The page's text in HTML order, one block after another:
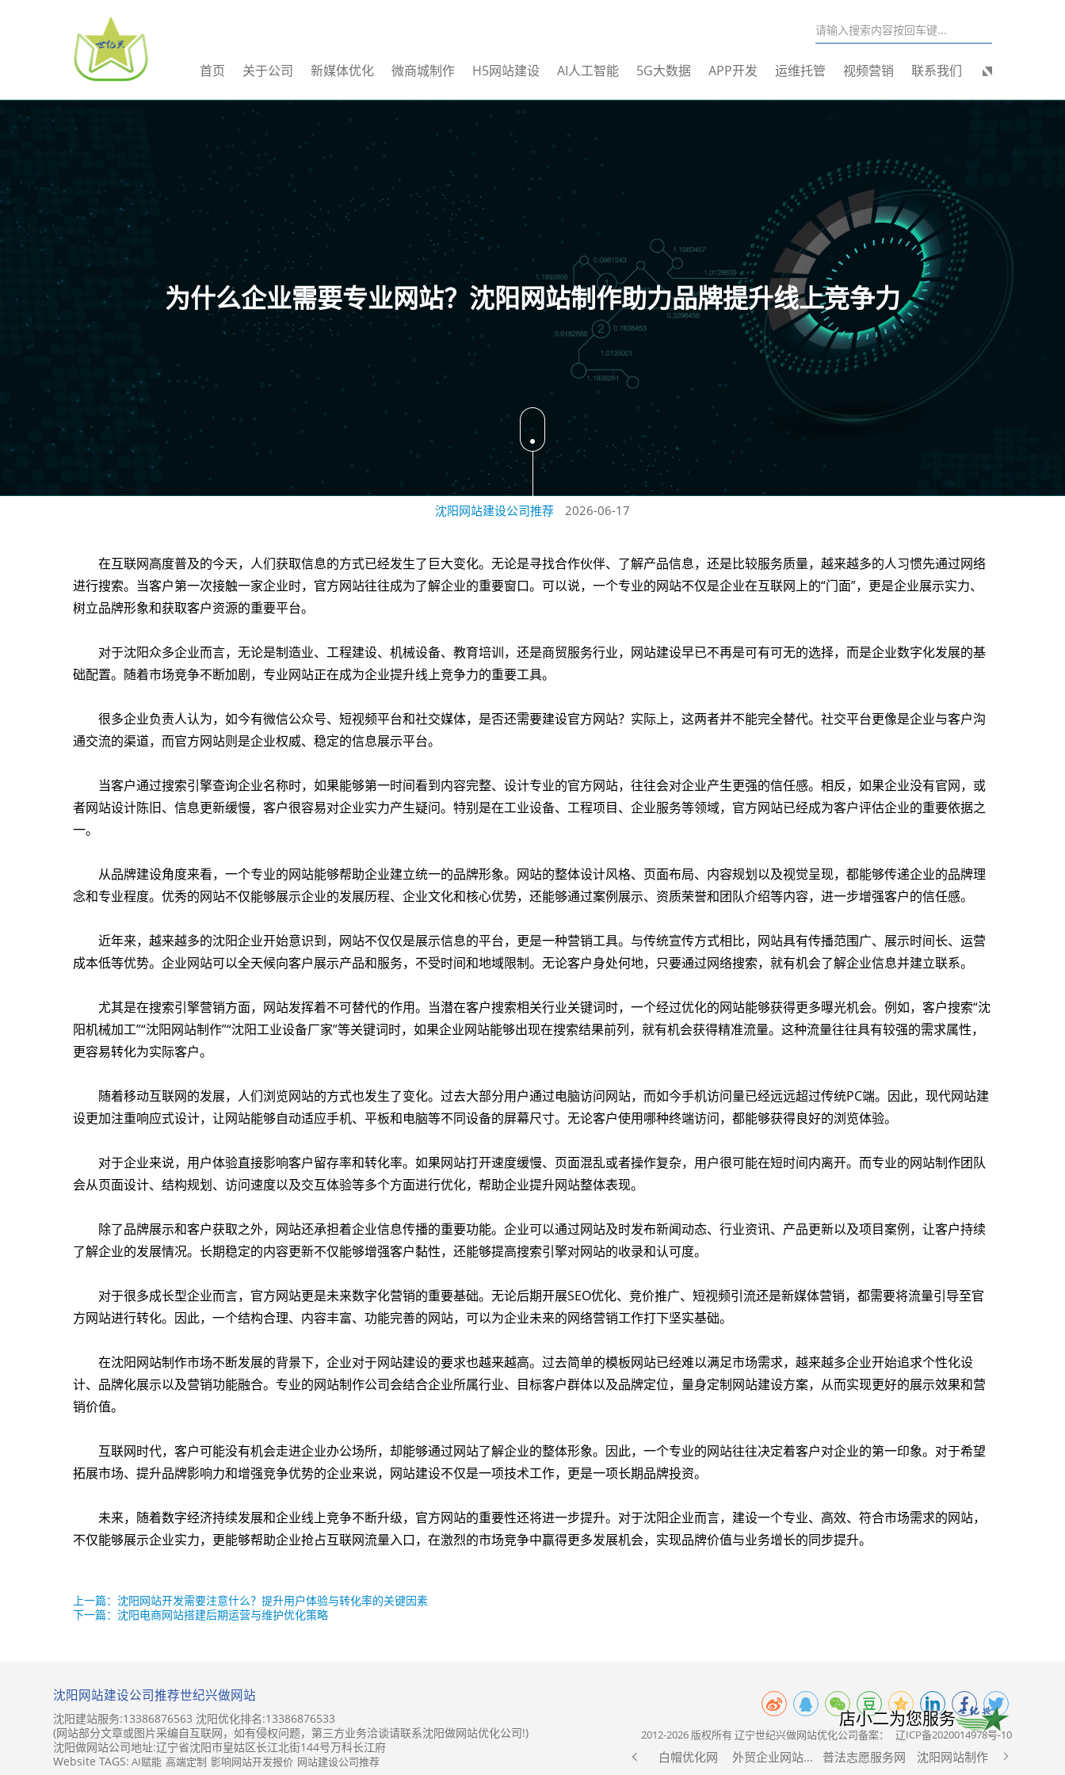
首页 关于公司 新媒体优化 微商城制作 H5网站建设 AI人工智能 5G大数据 APP开发 运维托管 视频营销 联系我们
为什么企业需要专业网站？沈阳网站制作助力品牌提升线上竞争力
沈阳网站建设公司推荐 2026-06-17
在互联网高度普及的今天，人们获取信息的方式已经发生了巨大变化。无论是寻找合作伙伴、了解产品信息，还是比较服务质量，越来越多的人习惯先通过网络
进行搜索。当客户第一次接触一家企业时，官方网站往往成为了解企业的重要窗口。可以说，一个专业的网站不仅是企业在互联网上的“门面”，更是企业展示实力、
树立品牌形象和获取客户资源的重要平台。
对于沈阳众多企业而言，无论是制造业、工程建设、机械设备、教育培训，还是商贸服务行业，网站建设早已不再是可有可无的选择，而是企业数字化发展的基
础配置。随着市场竞争不断加剧，专业网站正在成为企业提升线上竞争力的重要工具。
很多企业负责人认为，如今有微信公众号、短视频平台和社交媒体，是否还需要建设官方网站？实际上，这两者并不能完全替代。社交平台更像是企业与客户沟
通交流的渠道，而官方网站则是企业权威、稳定的信息展示平台。
当客户通过搜索引擎查询企业名称时，如果能够第一时间看到内容完整、设计专业的官方网站，往往会对企业产生更强的信任感。相反，如果企业没有官网，或
者网站设计陈旧、信息更新缓慢，客户很容易对企业实力产生疑问。特别是在工业设备、工程项目、企业服务等领域，官方网站已经成为客户评估企业的重要依据之
一。
从品牌建设角度来看，一个专业的网站能够帮助企业建立统一的品牌形象。网站的整体设计风格、页面布局、内容规划以及视觉呈现，都能够传递企业的品牌理
念和专业程度。优秀的网站不仅能够展示企业的发展历程、企业文化和核心优势，还能够通过案例展示、资质荣誉和团队介绍等内容，进一步增强客户的信任感。
近年来，越来越多的沈阳企业开始意识到，网站不仅仅是展示信息的平台，更是一种营销工具。与传统宣传方式相比，网站具有传播范围广、展示时间长、运营
成本低等优势。企业网站可以全天候向客户展示产品和服务，不受时间和地域限制。无论客户身处何地，只要通过网络搜索，就有机会了解企业信息并建立联系。
尤其是在搜索引擎营销方面，网站发挥着不可替代的作用。当潜在客户搜索相关行业关键词时，一个经过优化的网站能够获得更多曝光机会。例如，客户搜索“沈
阳机械加工”“沈阳网站制作”“沈阳工业设备厂家”等关键词时，如果企业网站能够出现在搜索结果前列，就有机会获得精准流量。这种流量往往具有较强的需求属性，
更容易转化为实际客户。
随着移动互联网的发展，人们浏览网站的方式也发生了变化。过去大部分用户通过电脑访问网站，而如今手机访问量已经远远超过传统PC端。因此，现代网站建
设更加注重响应式设计，让网站能够自动适应手机、平板和电脑等不同设备的屏幕尺寸。无论客户使用哪种终端访问，都能够获得良好的浏览体验。
对于企业来说，用户体验直接影响客户留存率和转化率。如果网站打开速度缓慢、页面混乱或者操作复杂，用户很可能在短时间内离开。而专业的网站制作团队
会从页面设计、结构规划、访问速度以及交互体验等多个方面进行优化，帮助企业提升网站整体表现。
除了品牌展示和客户获取之外，网站还承担着企业信息传播的重要功能。企业可以通过网站及时发布新闻动态、行业资讯、产品更新以及项目案例，让客户持续
了解企业的发展情况。长期稳定的内容更新不仅能够增强客户黏性，还能够提高搜索引擎对网站的收录和认可度。
对于很多成长型企业而言，官方网站更是未来数字化营销的重要基础。无论后期开展SEO优化、竞价推广、短视频引流还是新媒体营销，都需要将流量引导至官
方网站进行转化。因此，一个结构合理、内容丰富、功能完善的网站，可以为企业未来的网络营销工作打下坚实基础。
在沈阳网站制作市场不断发展的背景下，企业对于网站建设的要求也越来越高。过去简单的模板网站已经难以满足市场需求，越来越多企业开始追求个性化设
计、品牌化展示以及营销功能融合。专业的网站制作公司会结合企业所属行业、目标客户群体以及品牌定位，量身定制网站建设方案，从而实现更好的展示效果和营
销价值。
互联网时代，客户可能没有机会走进企业办公场所，却能够通过网站了解企业的整体形象。因此，一个专业的网站往往决定着客户对企业的第一印象。对于希望
拓展市场、提升品牌影响力和增强竞争优势的企业来说，网站建设不仅是一项技术工作，更是一项长期品牌投资。
未来，随着数字经济持续发展和企业线上竞争不断升级，官方网站的重要性还将进一步提升。对于沈阳企业而言，建设一个专业、高效、符合市场需求的网站，
不仅能够展示企业实力，更能够帮助企业抢占互联网流量入口，在激烈的市场竞争中赢得更多发展机会，实现品牌价值与业务增长的同步提升。
上一篇：沈阳网站开发需要注意什么？提升用户体验与转化率的关键因素
下一篇：沈阳电商网站搭建后期运营与维护优化策略
沈阳网站建设公司推荐世纪兴做网站
沈阳建站服务:13386876563 沈阳优化排名:13386876533
(网站部分文章或图片采编自互联网，如有侵权问题，第三方业务洽谈请联系沈阳做网站优化公司!)
沈阳做网站公司地址:辽宁省沈阳市皇姑区长江北街144号万科长江府
Website TAGS: AI赋能 高端定制 影响网站开发报价 网站建设公司推荐
2012-2026 版权所有 辽宁世纪兴做网站优化公司备案： 辽ICP备2020014978号-10
白帽优化网 外贸企业网站制作 普法志愿服务网 沈阳网站制作
店小二为您服务